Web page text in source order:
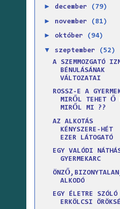
► december (79)
► november (81)
► október (94)
▼ szeptember
(52)
A SZEMMOZGATÓ
BÉNULÁSÁNAK
VÁLTOZATAI
ROSSZ-E A
MIRŐL TEHET Ő
MIRŐL MI ??
AZ ALKOTÁS
KÉNYSZERE-HÉT
EZER LÁTOGATÓ
EGY VALÓDI
GYERMEKARC
ALKODÓ
EGY ÉLETRE SZÓLÓ
ERKÖLCSI